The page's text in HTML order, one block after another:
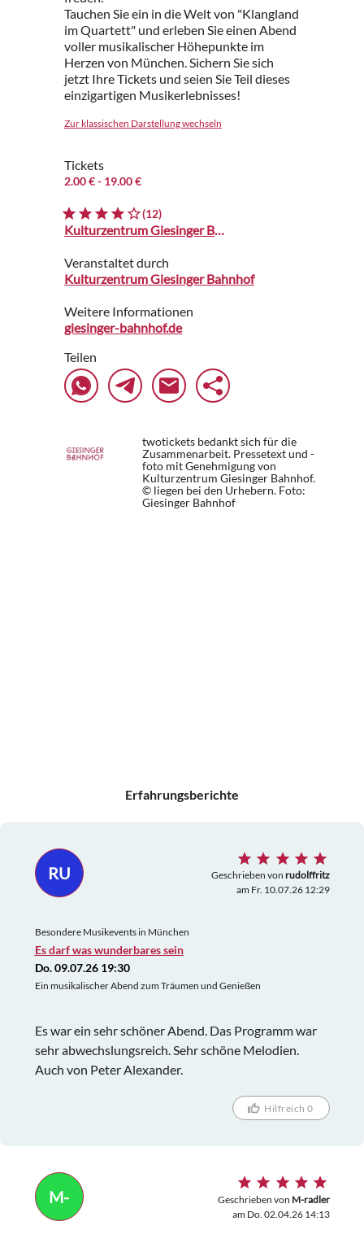
Tauchen Sie ein in die Welt von "Klangland
im Quartett" und erleben Sie einen Abend
voller musikalischer Höhepunkte im
Herzen von München. Sichern Sie sich
jetzt Ihre Tickets und seien Sie Teil dieses
einzigartigen Musikerlebnisses!
Zur klassischen Darstellung wechseln
Tickets
2.00 €- 19.00 €
(12)
Kulturzentrum Giesinger Bahnhof
Veranstaltet durch
Kulturzentrum Giesinger Bahnhof
Weitere Informationen
giesinger-bahnhof.de
Teilen
twotickets bedankt sich für die
Zusammenarbeit. Pressetext und -
foto mit Genehmigung von
Kulturzentrum Giesinger Bahnhof.
© liegen bei den Urhebern. Foto:
Giesinger Bahnhof
Erfahrungsberichte
RU Geschrieben von rudolffritz
am Fr. 10.07.26 12:29
Besondere Musikevents in München
Es darf was wunderbares sein
Do. 09.07.26 19:30
Ein musikalischer Abend zum Träumen und Genießen
Es war ein sehr schöner Abend. Das Programm war
sehr abwechslungsreich. Sehr schöne Melodien.
Auch von Peter Alexander.
Hilfreich 0
M- Geschrieben von M-radler
am Do. 02.04.26 14:13